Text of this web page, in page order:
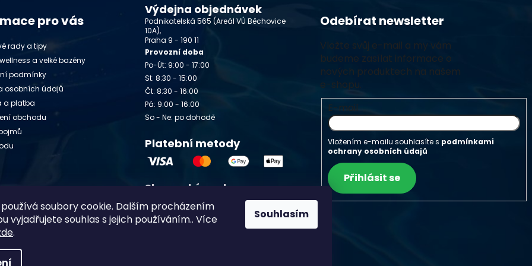
soubory cookie. Dalším procházením
vyjadřujete souhlas s jejich používáním.. Více
.
Souhlasím
pro vás
rady a tipy
a velké bazény
podmínky
osobních údajů
a platba
obchodu
Výdejna objednávek
Podnikatelská 565 (Areál VÚ Běchovice
10A),
Praha 9 - 190 11
Provozní doba
Po-Út: 9:00 - 17:00
St: 8:30 - 15:00
Čt: 8:30 - 16:00
Pá: 9:00 - 16:00
So - Ne: po dohodě
Platební metody
Slovenský e-shop
Chlorito.sk
Odebírat newsletter
Vložte svůj e-mail a my vám
budeme zasílat informace o
nových produktech na našem
e-shopu.
E-mail
Vložením e-mailu souhlasíte s podmínkami
ochrany osobních údajů
Přihlásit se